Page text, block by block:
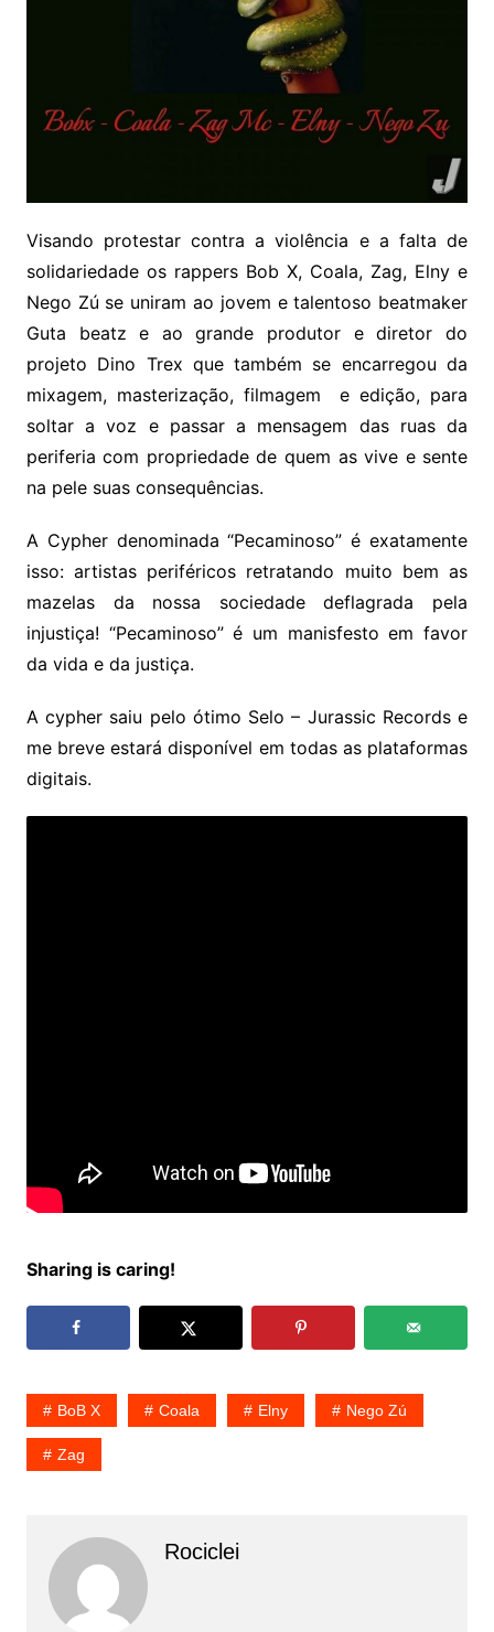
Visando protestar contra a violência e a falta de
solidariedade os rappers Bob X, Coala, Zag, Elny e
Nego Zú se uniram ao jovem e talentoso beatmaker
Guta beatz e ao grande produtor e diretor do
projeto Dino Trex que também se encarregou da
mixagem, masterização, filmagem e edição, para
soltar a voz e passar a mensagem das ruas da
periferia com propriedade de quem as vive e sente
na pele suas consequências.
A Cypher denominada “Pecaminoso” é exatamente
isso: artistas periféricos retratando muito bem as
mazelas da nossa sociedade deflagrada pela
injustiça! “Pecaminoso” é um manisfesto em favor
da vida e da justiça.
A cypher saiu pelo ótimo Selo – Jurassic Records e
me breve estará disponível em todas as plataformas
digitais.
Sharing is caring!
BoB X Coala Elny Nego Zú
Zag
Rociclei